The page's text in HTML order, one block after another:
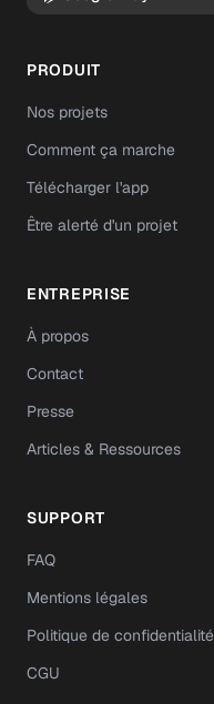
PRODUIT
Nos projets
Comment ça marche
Télécharger l'app
Être alerté d'un projet
ENTREPRISE
À propos
Contact
Presse
Articles & Ressources
SUPPORT
FAQ
Mentions légales
Politique de confidentialité
CGU